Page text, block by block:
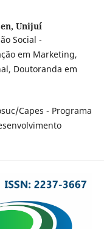
Unijuí
Social -
em Marketing,
Doutoranda em
Capes - Programa